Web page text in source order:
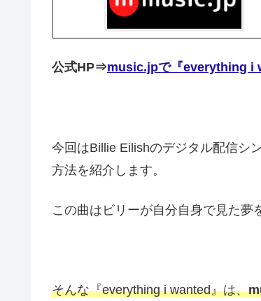
公式HP⇒music.jpで『everything i
今回はBillie Eilishのデジタル配信シ
方法を紹介します。
この曲はビリーが自分自身で見た夢
そんな『everything i wanted』は、